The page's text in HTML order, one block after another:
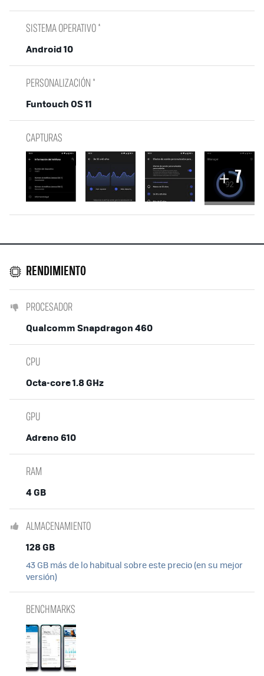
SISTEMA OPERATIVO *
Android 10
PERSONALIZACIÓN *
Funtouch OS 11
CAPTURAS
7
RENDIMIENTO
PROCESADOR
Qualcomm Snapdragon 460
CPU
Octa-core 1.8 GHz
GPU
Adreno 610
RAM
4 GB
ALMACENAMIENTO
128 GB
43 GB más de lo habitual sobre este precio (en su mejor
versión)
BENCHMARKS